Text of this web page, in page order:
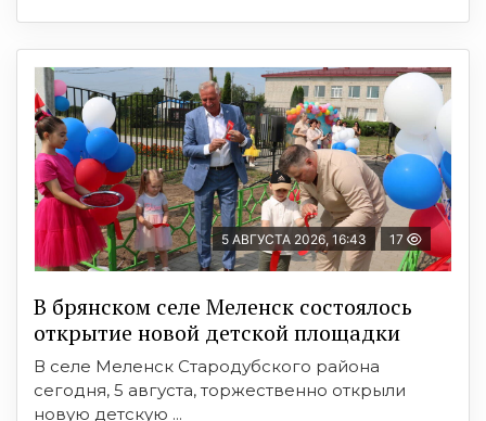
5 АВГУСТА 2026, 16:43 17
В брянском селе Меленск состоялось
открытие новой детской площадки
В селе Меленск Стародубского района
сегодня, 5 августа, торжественно открыли
новую детскую ...